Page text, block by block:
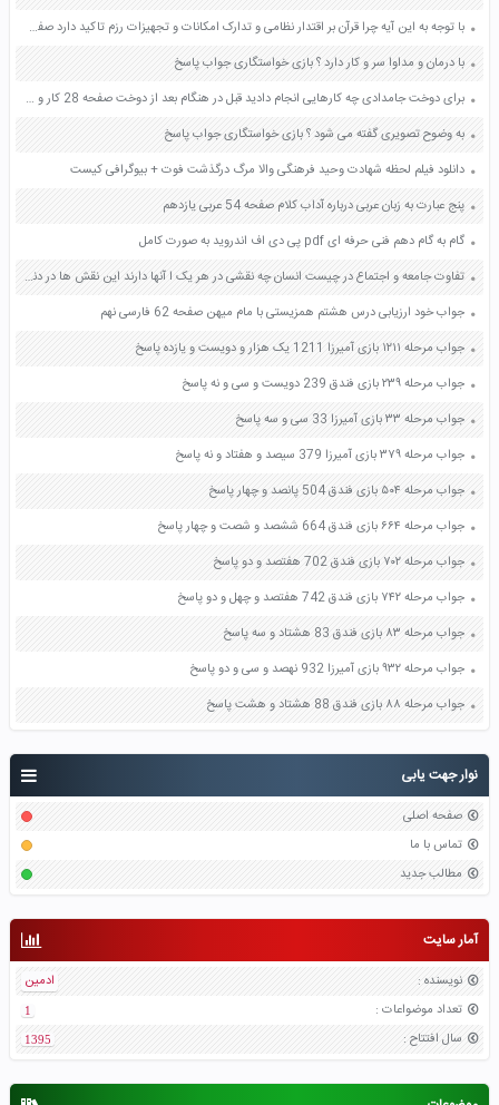
نوار جهت یابی
صفحه اصلی
تماس با ما
مطالب جدید
آمار سایت
نویسنده :
ادمین
تعداد موضواعات :
1
سال افتتاح :
1395
با توجه به این آیه چرا قرآن بر اقتدار نظامی و تدارک امکانات و تجهیزات رزم تاکید دارد صفحه 14 آمادگی دفاعی دهم
با درمان و مداوا سر و کار دارد ؟ بازی خواستگاری جواب پاسخ
برای دوخت جامدادی چه کارهایی انجام دادید قبل در هنگام بعد از دوخت صفحه 28 کار و فناوری ششم
به وضوح تصویری گفته می شود ؟ بازی خواستگاری جواب پاسخ
دانلود فیلم لحظه شهادت وحید فرهنگی والا مرگ درگذشت فوت + بیوگرافی کیست
پنج عبارت به زبان عربی درباره آداب کلام صفحه 54 عربی یازدهم
گام به گام دهم فنی حرفه ای pdf پی دی اف اندروید به صورت کامل
تفاوت جامعه و اجتماع در چیست انسان چه نقشی در هر یک ا آنها دارند این نقش ها در دنیای مجازی چه تغییری می کنند صفحه 38 کاربرد فناوری های نوین یازدهم
جواب خود ارزیابی درس هشتم همزیستی با مام میهن صفحه 62 فارسی نهم
جواب مرحله ۱۲۱۱ بازی آمیرزا 1211 یک هزار و دویست و یازده پاسخ
جواب مرحله ۲۳۹ بازی فندق 239 دویست و سی و نه پاسخ
جواب مرحله ۳۳ بازی آمیرزا 33 سی و سه پاسخ
جواب مرحله ۳۷۹ بازی آمیرزا 379 سیصد و هفتاد و نه پاسخ
جواب مرحله ۵۰۴ بازی فندق 504 پانصد و چهار پاسخ
جواب مرحله ۶۶۴ بازی فندق 664 ششصد و شصت و چهار پاسخ
جواب مرحله ۷۰۲ بازی فندق 702 هفتصد و دو پاسخ
جواب مرحله ۷۴۲ بازی فندق 742 هفتصد و چهل و دو پاسخ
جواب مرحله ۸۳ بازی فندق 83 هشتاد و سه پاسخ
جواب مرحله ۹۳۲ بازی آمیرزا 932 نهصد و سی و دو پاسخ
جواب مرحله ۸۸ بازی فندق 88 هشتاد و هشت پاسخ